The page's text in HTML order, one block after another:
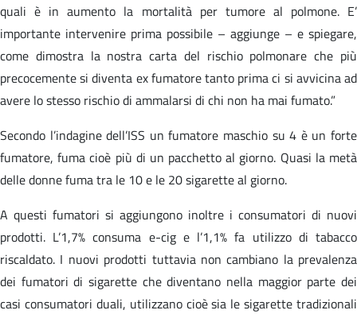
quali è in aumento la mortalità per tumore al polmone. E’
importante intervenire prima possibile – aggiunge – e spiegare,
come dimostra la nostra carta del rischio polmonare che più
precocemente si diventa ex fumatore tanto prima ci si avvicina ad
avere lo stesso rischio di ammalarsi di chi non ha mai fumato.”
Secondo l’indagine dell’ISS un fumatore maschio su 4 è un forte
fumatore, fuma cioè più di un pacchetto al giorno. Quasi la metà
delle donne fuma tra le 10 e le 20 sigarette al giorno.
A questi fumatori si aggiungono inoltre i consumatori di nuovi
prodotti. L’1,7% consuma e-cig e l’1,1% fa utilizzo di tabacco
riscaldato. I nuovi prodotti tuttavia non cambiano la prevalenza
dei fumatori di sigarette che diventano nella maggior parte dei
casi consumatori duali, utilizzano cioè sia le sigarette tradizionali